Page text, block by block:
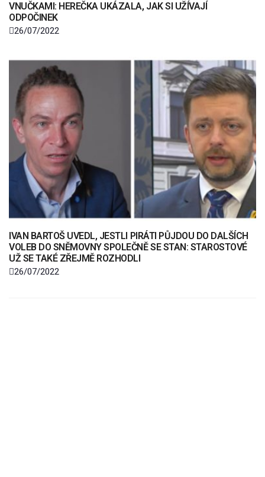
VNUČKAMI: HEREČKA UKÁZALA, JAK SI UŽÍVAJÍ
ODPOČINEK
26/07/2022
IVAN BARTOŠ UVEDL, JESTLI PIRÁTI PŮJDOU DO DALŠÍCH
VOLEB DO SNĚMOVNY SPOLEČNĚ SE STAN: STAROSTOVÉ
UŽ SE TAKÉ ZŘEJMĚ ROZHODLI
26/07/2022